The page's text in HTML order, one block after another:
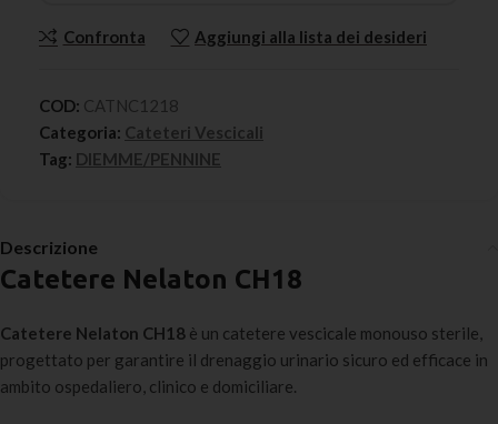
Confronta Aggiungi alla lista dei desideri
COD: CATNC1218
Categoria: Cateteri Vescicali
Tag: DIEMME/PENNINE
Descrizione
Catetere Nelaton CH18
Catetere Nelaton CH18 è un catetere vescicale monouso sterile,
progettato per garantire il drenaggio urinario sicuro ed efficace in
ambito ospedaliero, clinico e domiciliare.